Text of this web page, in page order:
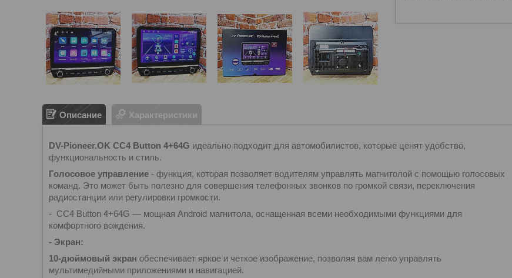
Описание Характеристики
DV-Pioneer.OK CC4 Button 4+64G идеально подходит для автомобилистов, которые ценят удобство,
функциональность и стиль.
Голосовое управление - функция, которая позволяет водителям управлять магнитолой с помощью голосовых
команд. Это может быть полезно для совершения телефонных звонков по громкой связи, переключения
радиостанции или регулировки громкости.
- CC4 Button 4+64G — мощная Android магнитола, оснащенная всеми необходимыми функциями для
комфортного вождения.
- Экран:
10-дюймовый экран обеспечивает яркое и четкое изображение, позволяя вам легко управлять
мультимедийными приложениями и навигацией.